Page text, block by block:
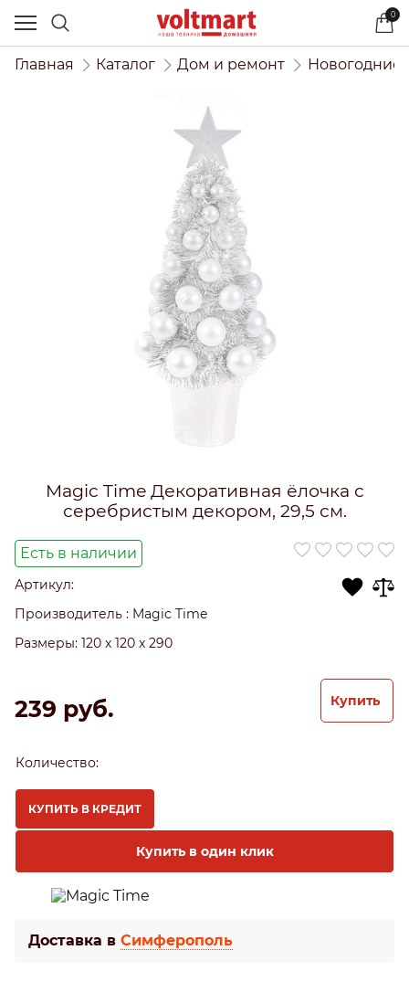
0
Главная Каталог Дом и ремонт Новогодние
Magic Time Декоративная ёлочка с
серебристым декором, 29,5 см.
Есть в наличии
Артикул:
Производитель : Magic Time
Размеры: 120 x 120 x 290
239 руб. Купить
Количество:
КУПИТЬ В КРЕДИТ
Купить в один клик
Доставка в Симферополь